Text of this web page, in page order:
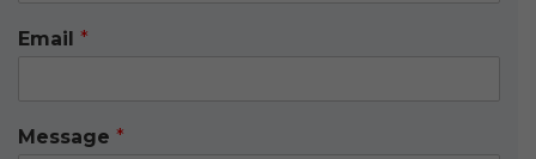
Email *
Message *